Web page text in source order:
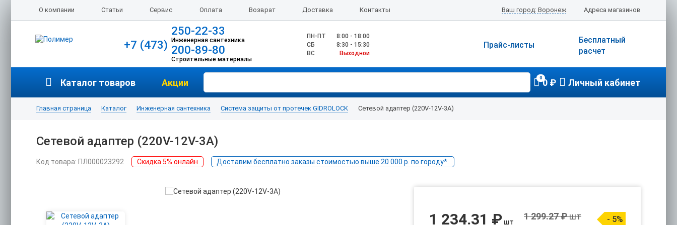
О компании Статьи Сервис Оплата Возврат Доставка Контакты Адреса магазинов
Ваш город: Воронеж
+7 (473)
250-22-33
Инженерная сантехника
200-89-80
Строительные материалы
ПН-ПТ
8:00 - 18:00
CБ
8:30 - 15:30
ВС
Выходной
Бесплатный
расчет
Прайс-листы
Каталог товаров Акции 00 ₽ Личный кабинет
Главная страница Каталог Инженерная сантехника Система защиты от протечек GIDROLOCK Сетевой адаптер (220V-12V-3А)
Сетевой адаптер (220V-12V-3А)
Код товара: ПЛ000023292 Скидка 5% онлайн Доставим бесплатно заказы стоимостью выше 20 000 р. по городу*.
1 234.31 ₽ шт
1 299.27 ₽шт - 5%